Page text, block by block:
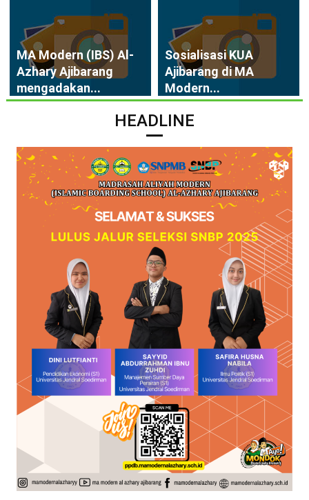
MA Modern (IBS) Al-
Azhary Ajibarang
mengadakan...
Sosialisasi KUA
Ajibarang di MA
Modern...
HEADLINE